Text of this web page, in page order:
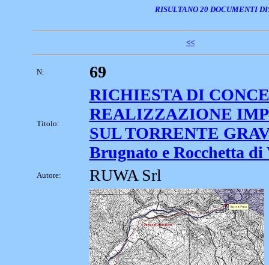
RISULTANO 20 DOCUMENTI
<<
N: 69
Titolo:
RICHIESTA DI
REALIZZAZIONE
SUL TORRENTE
Brugnato e Rocchetta di
Autore: RUWA Srl